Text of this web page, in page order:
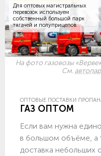
Для оптовых магистральных
перевозок используем
собственный большой парк
тягачей и полуприцепов.
На фото газовозы
См.
ОПТОВЫЕ ПОСТАВКИ
ГАЗ ОПТОМ
Если вам нужна
в большом объёме, а
доставка небольших